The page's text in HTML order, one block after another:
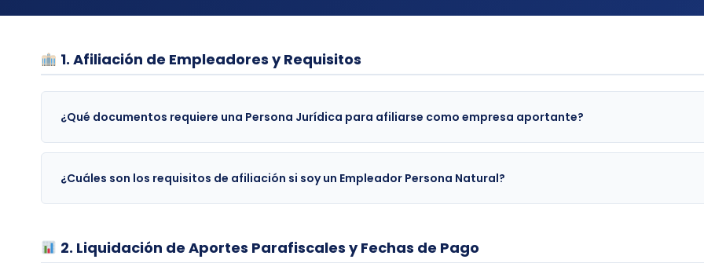
1. Afiliación de Empleadores y Requisitos
¿Qué documentos requiere una Persona Jurídica para afiliarse como empresa aportante?
¿Cuáles son los requisitos de afiliación si soy un Empleador Persona Natural?
2. Liquidación de Aportes Parafiscales y Fechas de Pago